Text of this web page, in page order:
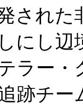
された
にし辺
ラー・
跡チー